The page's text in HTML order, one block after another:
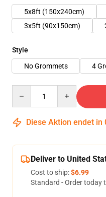
5x8ft (150x240cm)
3x5ft (90x150cm)
Style
No Grommets
4
Diese Aktion endet in
Deliver to United
Cost to ship:$6.99
Standard - Order today